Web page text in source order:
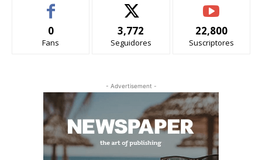
0
Fans
3,772
Seguidores
22,800
Suscriptores
- Advertisement -